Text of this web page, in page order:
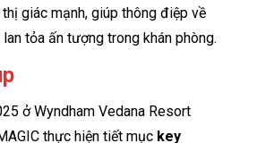
giác mạnh, giúp thông điệp về
tỏa ấn tượng trong khán phòng.
ở Wyndham Vedana Resort
thực hiện tiết mục key